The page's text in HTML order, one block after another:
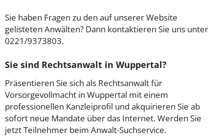
Sie haben Fragen zu den auf unserer Website
gelisteten Anwälten? Dann kontaktieren Sie uns unter
0221/9373803.
Sie sind Rechtsanwalt in Wuppertal?
Präsentieren Sie sich als Rechtsanwalt für
Vorsorgevollmacht in Wuppertal mit einem
professionellen Kanzleiprofil und akquirieren Sie ab
sofort neue Mandate über das Internet. Werden Sie
jetzt Teilnehmer beim Anwalt-Suchservice.